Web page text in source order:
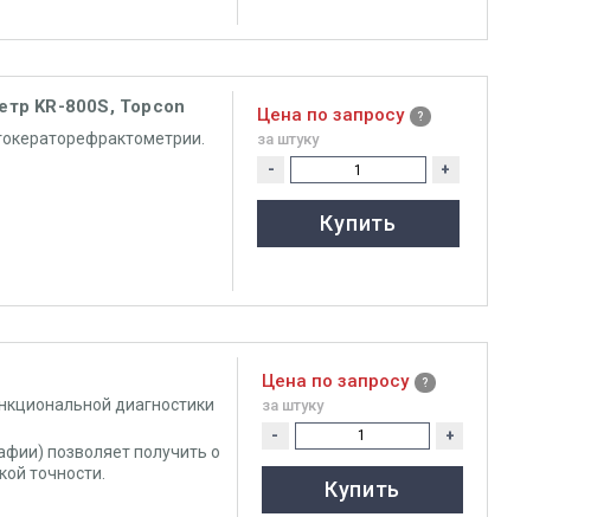
KR-800S, Topcon Цена по запросу
за штуку
- +
Купить
диагностики
позволяет получить о
точности.
Цена по запросу
за штуку
- +
Купить